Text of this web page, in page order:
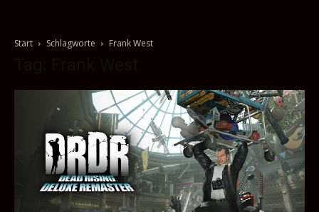
Start Schlagworte Frank West